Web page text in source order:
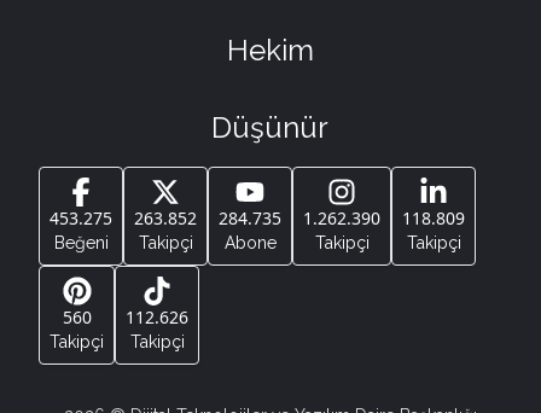
Hekim
Düşünür
453.275
Beğeni
263.852
Takipçi
284.735
Abone
1.262.390
Takipçi
118.809
Takipçi
560
Takipçi
112.626
Takipçi